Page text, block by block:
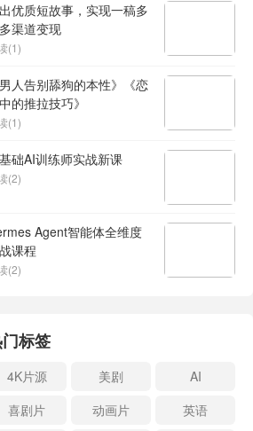
优质短故事，实现一稿多
渠道变现
(1)
男人告别舔狗的本性》《恋
的推拉技巧》
(1)
础AI训练师实战新课
(2)
Agent智能体全维度
课程
(2)
标签
4K片源 美剧
AI
喜剧片
动画片
英语